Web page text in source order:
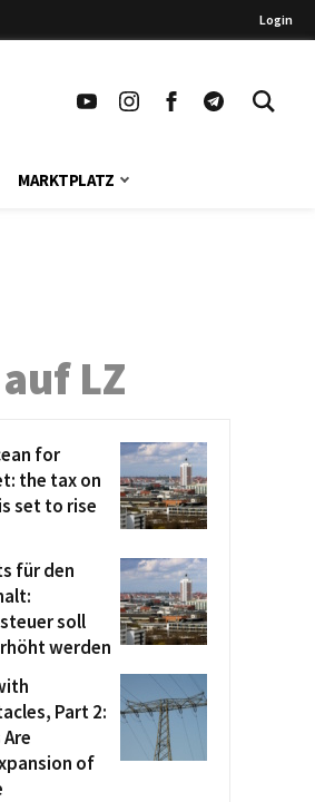
Login
MARKTPLATZ
LZ
for
the tax on
set to rise
für den
soll
werden
Part 2:
of